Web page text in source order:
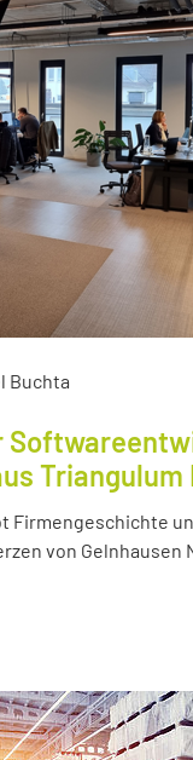
Buchta
Triangulum
Firmengeschichte
von Gelnhausen